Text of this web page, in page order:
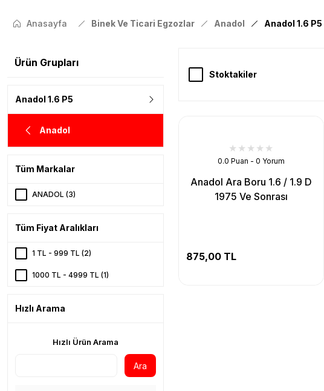
Anasayfa Binek Ve Ticari Egzozlar Anadol Anadol 1.6 P5
Ürün Grupları
Anadol 1.6 P5
Anadol
Tüm Markalar
ANADOL (3)
Tüm Fiyat Aralıkları
1 TL - 999 TL (2)
1000 TL - 4999 TL (1)
Hızlı Arama
Hızlı Ürün Arama
Ara
Stoktakiler
0.0 Puan - 0 Yorum
Anadol Ara Boru 1.6 / 1.9 D
1975 Ve Sonrası
875,00 TL